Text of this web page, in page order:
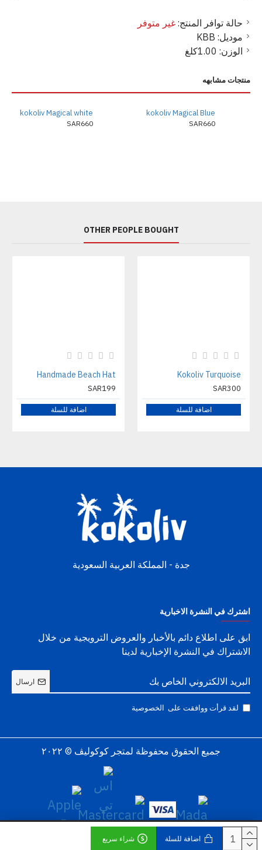
حالة توافر المنتج: غير متوفر
موديل: KBB
الوزن: 1.00كلغ
اضافة للسلة شراء سريع
منتجات مشابهه
kokoliv Magical Blue
SAR660
kokoliv Magical white
SAR660
OTHER PEOPLE BOUGHT
Kokoliv Turquoise
SAR300
اضافة للسلة
Handmade Beach Hat
SAR199
اضافة للسلة
جدة - المملكة العربية السعودية
اشترك في النشرة الاخبارية
ابق على اطلاع دائم بالأخبار والعروض الترويجية من خلال
الاشتراك في النشرة الإخبارية لدينا
ارسال
لقد قرأت ووافقت على الخصوصية
جميع الحقوق محفوظة لمتجر كوكوليڤ © ٢٠٢٢